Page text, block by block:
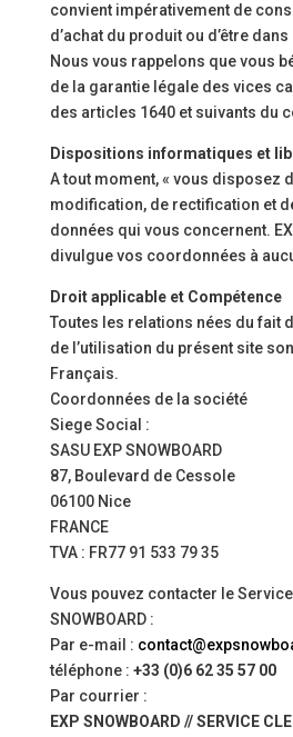
convient impérativement de
d’achat du produit ou d’être
Nous vous rappelons que vous
de la garantie légale des vices
des articles 1640 et suivants du
Dispositions informatiques et
A tout moment, « vous disposez
modification, de rectification et
données qui vous concernent.
divulgue vos coordonnées à
Droit applicable et Compétence
Toutes les relations nées du fait
de l’utilisation du présent site
Français.
Coordonnées de la société
Siege Social :
SASU EXP SNOWBOARD
87, Boulevard de Cessole
06100 Nice
FRANCE
TVA : FR77 91 533 79 35
Vous pouvez contacter le Service
SNOWBOARD :
Par e-mail :
téléphone : +33 (0)6 62 35 57 00
Par courrier :
EXP SNOWBOARD // SERVICE